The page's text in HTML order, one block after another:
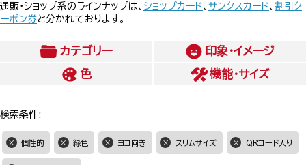
通販・ショップ系のラインナップは、 ショップカード、 サンクスカード、 割引ク
ーポン券と分かれております。
カテゴリー
印象・イメージ
色
機能・サイズ
検索条件:
個性的 緑色 ヨコ向き スリムサイズ QRコード入り